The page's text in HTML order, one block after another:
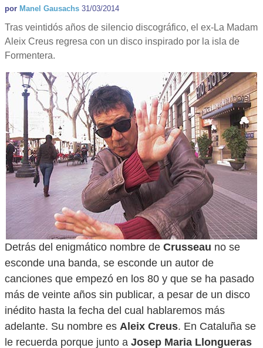
por Manel Gausachs 31/03/2014
Tras veintidós años de silencio discográfico, el ex-La Madam
Aleix Creus regresa con un disco inspirado por la isla de
Formentera.
Detrás del enigmático nombre de Crusseau no se
esconde una banda, se esconde un autor de
canciones que empezó en los 80 y que se ha pasado
más de veinte años sin publicar, a pesar de un disco
inédito hasta la fecha del cual hablaremos más
adelante. Su nombre es Aleix Creus. En Cataluña se
le recuerda porque junto a Josep Maria Llongueras